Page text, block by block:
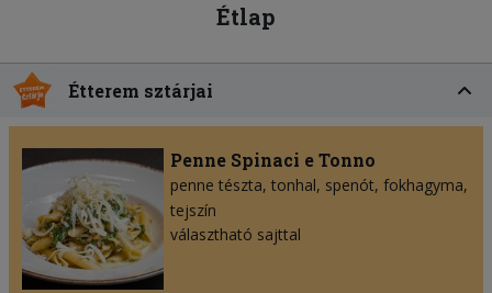
Étlap
Étterem sztárjai
Penne Spinaci e Tonno
penne tészta tonhal spenót fokhagyma
tejszín
választható sajttal